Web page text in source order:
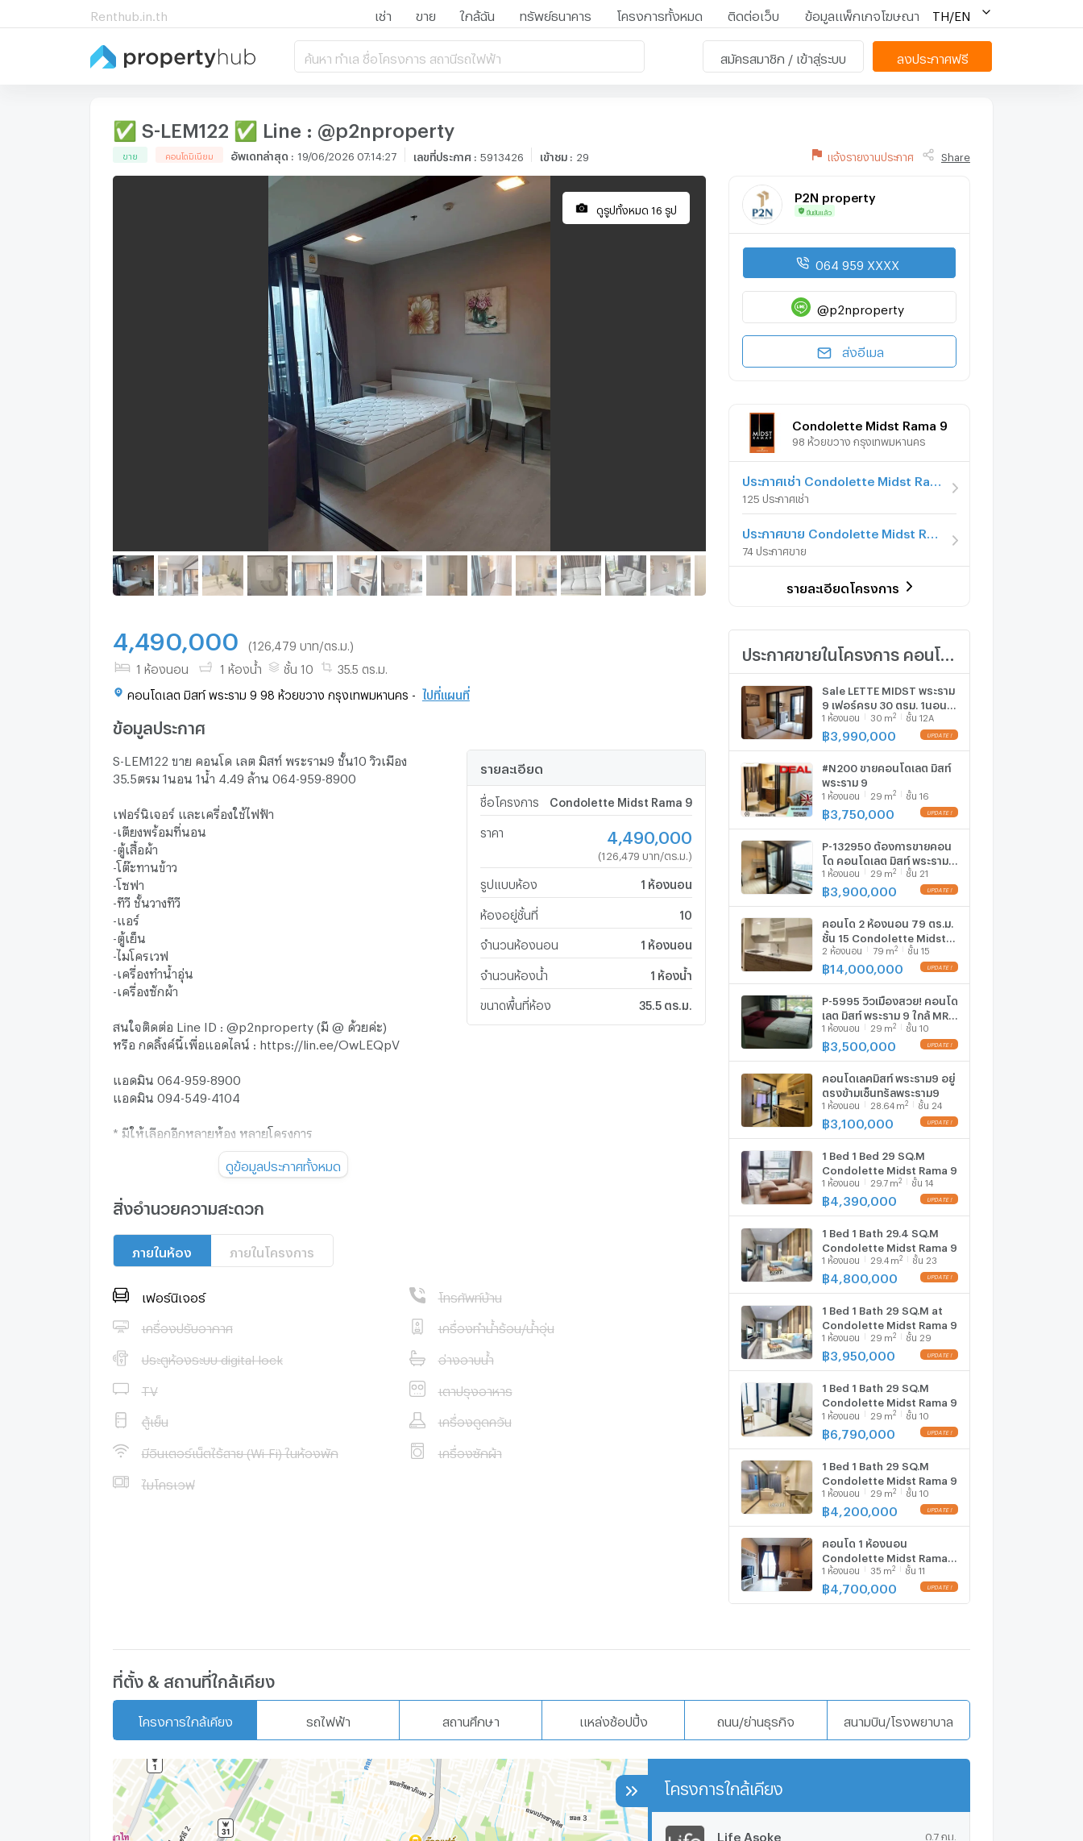
Renthub.in.th เช่า ขาย ใกล้ฉัน ทรัพย์ธนาคาร โครงการทั้งหมด ติดต่อเว็บ ข้อมูลแพ็กเกจโฆษณา TH/EN
ค้นหา ทำเล ชื่อโครงการ สถานีรถไฟฟ้า สมัครสมาชิก / เข้าสู่ระบบ ลงประกาศฟรี
✅ S-LEM122 ✅ Line : @p2nproperty
ขาย คอนโดมิเนียม อัพเดทล่าสุด : 19/06/2026 07:14:27 เลขที่ประกาศ: 5913426 เข้าชม: 29 แจ้งรายงานประกาศ Share
ดูรูปทั้งหมด 16 รูป
4,490,000 (126,479 บาท/ตร.ม.)
1 ห้องนอน 1 ห้องน้ำ ชั้น 10 35.5 ตร.ม.
คอนโดเลต มิสท์ พระราม 9 98 ห้วยขวาง กรุงเทพมหานคร - ไปที่แผนที่
ข้อมูลประกาศ
S-LEM122 ขาย คอนโด เลต มิสท์ พระราม9 ชั้น10 วิวเมือง
35.5ตรม 1นอน 1น้ำ 4.49 ล้าน 064-959-8900
เฟอร์นิเจอร์ และเครื่องใช้ไฟฟ้า
-เตียงพร้อมที่นอน
-ตู้เสื้อผ้า
-โต๊ะทานข้าว
-โซฟา
-ทีวี ชั้นวางทีวี
-แอร์
-ตู้เย็น
-ไมโครเวฟ
-เครื่องทำน้ำอุ่น
-เครื่องซักผ้า
สนใจติดต่อ Line ID : @p2nproperty (มี @ ด้วยค่ะ)
หรือ กดลิ้งค์นี้เพื่อแอดไลน์ : https://lin.ee/OwLEQpV
แอดมิน 064-959-8900
แอดมิน 094-549-4104
* มีให้เลือกอีกหลายห้อง หลายโครงการ
Facebook Fanpage : P2N Property
ทั่วกรุงเทพฯ
ดูข้อมูลประกาศทั้งหมด
รายละเอียด
ชื่อโครงการ Condolette Midst Rama 9
ราคา 4,490,000
(126,479 บาท/ตร.ม.)
รูปแบบห้อง 1 ห้องนอน
ห้องอยู่ชั้นที่ 10
จำนวนห้องนอน 1 ห้องนอน
จำนวนห้องน้ำ 1 ห้องน้ำ
ขนาดพื้นที่ห้อง 35.5 ตร.ม.
สิ่งอำนวยความสะดวก
ภายในห้อง ภายในโครงการ
เฟอร์นิเจอร์ โทรศัพท์บ้าน
เครื่องปรับอากาศ เครื่องทำน้ำร้อน/น้ำอุ่น
ประตูห้องระบบ digital lock อ่างอาบน้ำ
TV เตาปรุงอาหาร
ตู้เย็น เครื่องดูดควัน
มีอินเตอร์เน็ตไร้สาย (Wi-Fi) ในห้องพัก เครื่องซักผ้า
ไมโครเวฟ
P2N property
ยืนยันแล้ว
064 959 XXXX
@p2nproperty
ส่งอีเมล
Condolette Midst Rama 9
98 ห้วยขวาง กรุงเทพมหานคร
125 ประกาศเช่า
74 ประกาศขาย
รายละเอียดโครงการ
Sale LETTE MIDST พระราม
9 เฟอร์ครบ 30 ตรม. 1นอน
วิวเมือง 3.99 ล้านบาท
1 ห้องนอน 30 m2 ชั้น 12A
฿3,990,000
#N200 ขายคอนโดเลต มิสท์
พระราม 9
1 ห้องนอน 29 m2 ชั้น 16
฿3,750,000
P-132950 ต้องการขายคอน
โด คอนโดเลต มิสท์ พระราม 9
Rama IX Rd, Huai Khwang,
Bangkok Line Id:
1 ห้องนอน 29 m2 ชั้น 21
฿3,900,000
คอนโด 2 ห้องนอน 79 ตร.ม.
ชั้น 15 Condolette Midst
Rama 9 ใกล้ MRT พระราม 9
200 ม. (ID 2734099)
2 ห้องนอน 79 m2 ชั้น 15
฿14,000,000
P-5995 วิวเมืองสวย! คอนโด
เลต มิสท์ พระราม 9 ใกล้ MRT
พระราม 9 เพียง 3.5 ล้าน!
Line Id: @easythaihome
1 ห้องนอน 29 m2 ชั้น 10
฿3,500,000
คอนโดเลคมิสท์ พระราม9 อยู่
ตรงข้ามเซ็นทรัลพระราม9
1 ห้องนอน 28.64 m2 ชั้น 24
฿3,100,000
1 Bed 1 Bed 29 SQ.M
Condolette Midst Rama 9
1 ห้องนอน 29.7 m2 ชั้น 14
฿ 4,390,000
1 Bed 1 Bath 29.4 SQ.M
Condolette Midst Rama 9
1 ห้องนอน 29.4 m2 ชั้น 23
฿ 4,800,000
1 Bed 1 Bath 29 SQ.M at
Condolette Midst Rama 9
1 ห้องนอน 29 m2 ชั้น 29
฿3,950,000
1 Bed 1 Bath 29 SQ.M
Condolette Midst Rama 9
1 ห้องนอน 29 m2 ชั้น 10
฿6,790,000
1 Bed 1 Bath 29 SQ.M
Condolette Midst Rama 9
1 ห้องนอน 29 m2 ชั้น 10
฿ 4,200,000
คอนโด 1 ห้องนอน
Condolette Midst Rama 9
ใกล้ MRT พระราม 9 200 ม.
ราคาดี (ID 2116146)
1 ห้องนอน 35 m2 ชั้น 11
฿ 4,700,000
ที่ตั้ง & สถานที่ใกล้เคียง
โครงการใกล้เคียง รถไฟฟ้า สถานศึกษา แหล่งช้อปปิ้ง ถนน/ย่านธุรกิจ สนามบิน/โรงพยาบาล
โครงการใกล้เคียง
Life Asoke 0.7 กม.